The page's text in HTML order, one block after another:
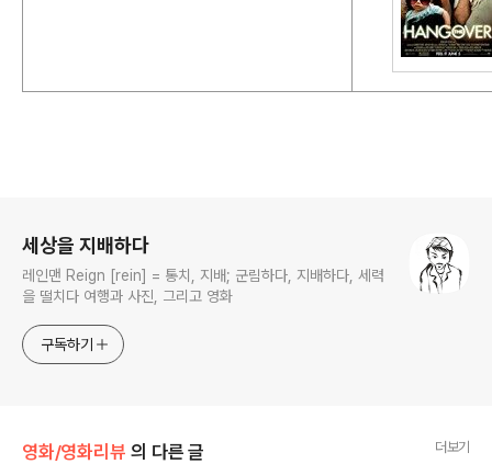
세상을 지배하다
레인맨 Reign [rein] = 통치, 지배; 군림하다, 지배하다, 세력
을 떨치다 여행과 사진, 그리고 영화
구독하기
영화/영화리뷰 의 다른 글 더보기